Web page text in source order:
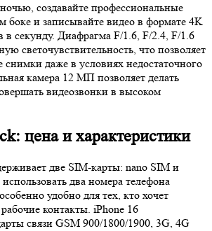
создавайте профессиональные
боке и записывайте видео в формате 4K
в секунду. Диафрагма F/1.6, F/2.4, F/1.6
светочувствительность, что позволяет
снимки даже в условиях недостаточного
камера 12 МП позволяет делать
видеозвонки в высоком
цена и характеристики
две SIM-карты: nano SIM и
два номера телефона
удобно для тех, кто хочет
контакты. iPhone 16
связи GSM 900/1800/1900, 3G, 4G